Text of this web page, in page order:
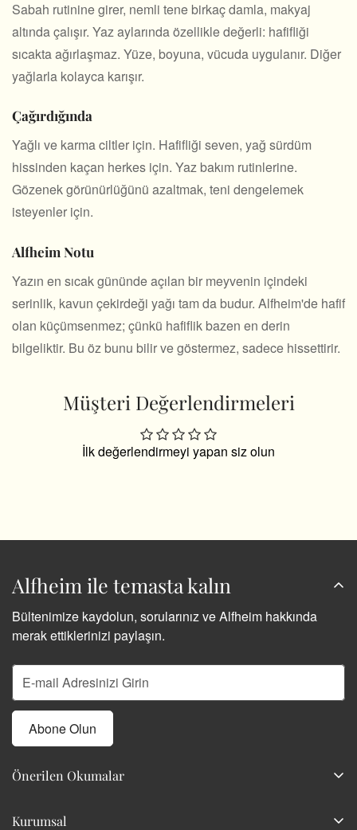
Sabah rutinine girer, nemli tene birkaç damla, makyaj
altında çalışır. Yaz aylarında özellikle değerli: hafifliği
sıcakta ağırlaşmaz. Yüze, boyuna, vücuda uygulanır. Diğer
yağlarla kolayca karışır.
Çağırdığında
Yağlı ve karma ciltler için. Hafifliği seven, yağ sürdüm
hissinden kaçan herkes için. Yaz bakım rutinlerine.
Gözenek görünürlüğünü azaltmak, teni dengelemek
isteyenler için.
Alfheim Notu
Yazın en sıcak gününde açılan bir meyvenin içindeki
serinlik, kavun çekirdeği yağı tam da budur. Alfheim'de hafif
olan küçümsenmez; çünkü hafiflik bazen en derin
bilgeliktir. Bu öz bunu bilir ve göstermez, sadece hissettirir.
Müşteri Değerlendirmeleri
İlk değerlendirmeyi yapan siz olun
Alfheim ile temasta kalın
Bültenimize kaydolun, sorularınız ve Alfheim hakkında
merak ettiklerinizi paylaşın.
Abone Olun
Önerilen Okumalar
Kurumsal